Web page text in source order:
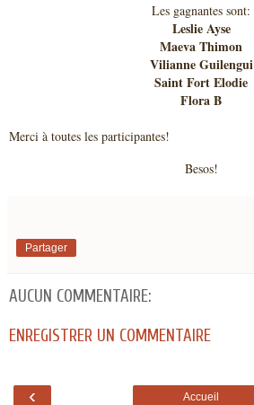
Les gagnantes sont:
Leslie Ayse
Maeva Thimon
Vilianne Guilengui
Saint Fort Elodie
Flora B
Merci à toutes les participantes!
Besos!
Partager
AUCUN COMMENTAIRE:
ENREGISTRER UN COMMENTAIRE
‹ Accueil